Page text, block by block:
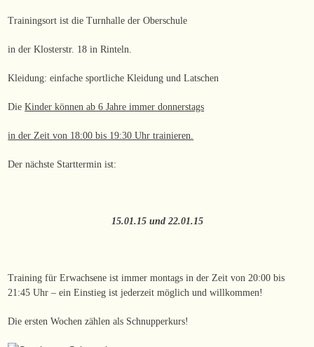
Trainingsort ist die Turnhalle der Oberschule
in der Klosterstr. 18 in Rinteln.
Kleidung: einfache sportliche Kleidung und Latschen
DieKinder können ab 6 Jahre immer donnerstags
in der Zeit von 18:00 bis 19:30 Uhr trainieren.
Der nächste Starttermin ist:
15.01.15 und 22.01.15
Training für Erwachsene ist immer montags in der Zeit von 20:00 bis
21:45 Uhr – ein Einstieg ist jederzeit möglich und willkommen!
Die ersten Wochen zählen als Schnupperkurs!